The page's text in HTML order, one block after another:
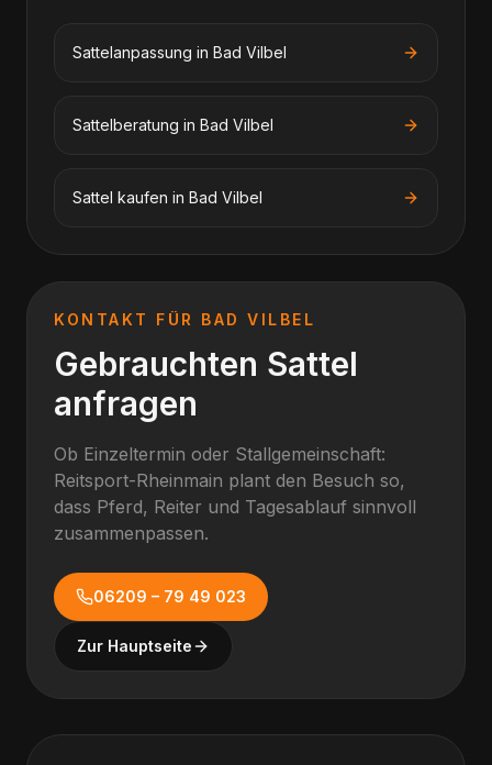
Sattelanpassung in Bad Vilbel
Sattelberatung in Bad Vilbel
Sattel kaufen in Bad Vilbel
KONTAKT FÜR BAD VILBEL
Gebrauchten Sattel
anfragen
Ob Einzeltermin oder Stallgemeinschaft:
Reitsport-Rheinmain plant den Besuch so,
dass Pferd, Reiter und Tagesablauf sinnvoll
zusammenpassen.
06209 – 79 49 023
Zur Hauptseite